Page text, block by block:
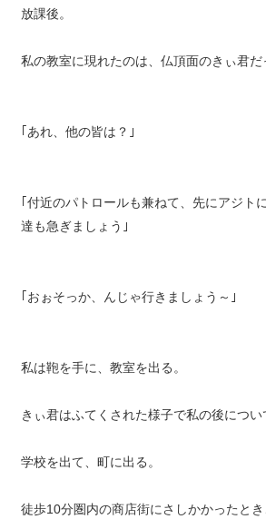
放課後。
私の教室に現れたのは、仏頂面のきぃ君だ
｢あれ、他の皆は？｣
｢付近のパトロールも兼ねて、先にアジ
達も急ぎましょう｣
｢おぉそっか、んじゃ行きましょう～｣
私は鞄を手に、教室を出る。
きぃ君はふてくされた様子で私の後につい
学校を出て、町に出る。
徒歩10分圏内の商店街にさしかかったと